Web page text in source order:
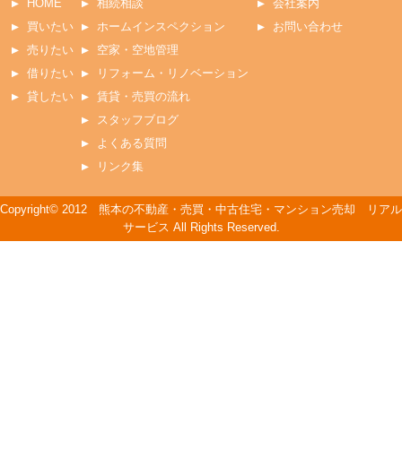
HOME
買いたい
売りたい
借りたい
貸したい
相続相談
ホームインスペクション
空家・空地管理
リフォーム・リノベーション
賃貸・売買の流れ
スタッフブログ
よくある質問
リンク集
会社案内
お問い合わせ
Copyright© 2012 熊本の不動産・売買・中古住宅・マンション売却 リアル
サービス All Rights Reserved.